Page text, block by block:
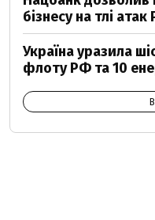
бізнесу на тлі
Україна уразила
флоту РФ та 10